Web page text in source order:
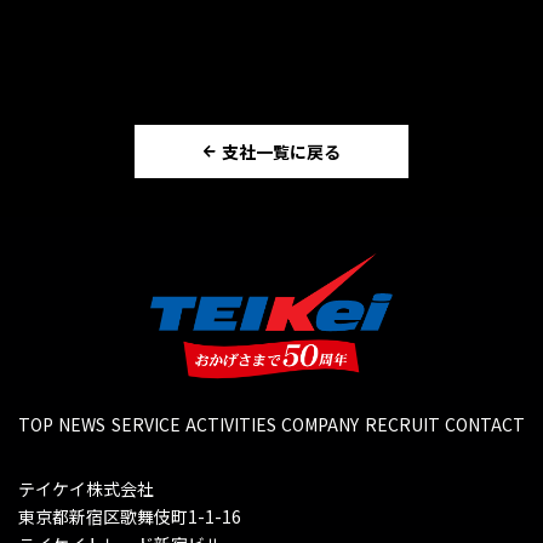
支社一覧に戻る
TOP NEWS SERVICE ACTIVITIES COMPANY RECRUIT CONTACT
テイケイ株式会社
東京都新宿区歌舞伎町1-1-16